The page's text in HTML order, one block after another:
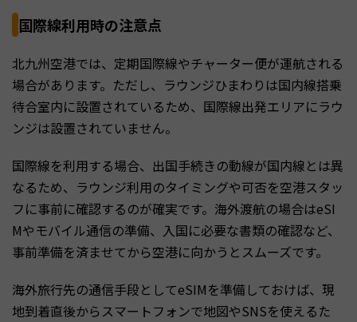
国際線利用時の注意点
北九州空港では、定期国際線やチャーター便が運航される
場合があります。ただし、ラウンジひまわりは国内線搭乗
待合室内に設置されているため、国際線出発エリアにラウ
ンジは設置されていません。
国際線を利用する場合、出国手続きの動線が国内線とは異
なるため、ラウンジ利用のタイミングや可否を空港スタッ
フに事前に確認するのが確実です。海外渡航の場合はeSI
Mやモバイル通信の準備、入国に必要な書類の確認など、
事前準備を済ませてから空港に向かうとスムーズです。
海外旅行先の通信手段としてeSIMを準備しておけば、現
地到着直後からスマートフォンで地図やSNSを使えるた